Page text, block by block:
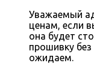
Уважаемый
ценам, если
она будет
прошивку
ожидаем.